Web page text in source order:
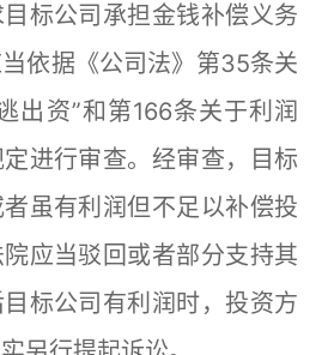
公司承担金钱补偿义务
依据《公司法》第35条关
出资”和第166条关于利润
进行审查。经审查，目标
虽有利润但不足以补偿投
应当驳回或者部分支持其
标公司有利润时，投资方